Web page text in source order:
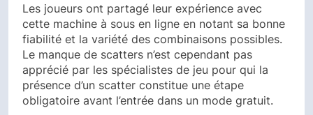
Les joueurs ont partagé leur expérience avec
cette machine à sous en ligne en notant sa bonne
fiabilité et la variété des combinaisons possibles.
Le manque de scatters n’est cependant pas
apprécié par les spécialistes de jeu pour qui la
présence d’un scatter constitue une étape
obligatoire avant l’entrée dans un mode gratuit.